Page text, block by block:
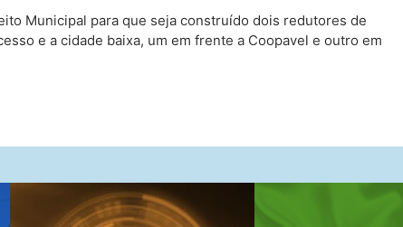
Municipal para que seja construído dois redutores de
e a cidade baixa, um em frente a Coopavel e outro em